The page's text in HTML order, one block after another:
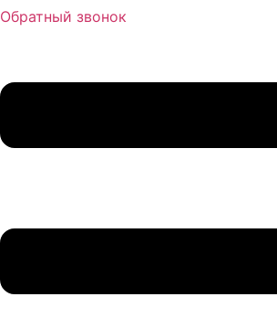
Обратный звонок